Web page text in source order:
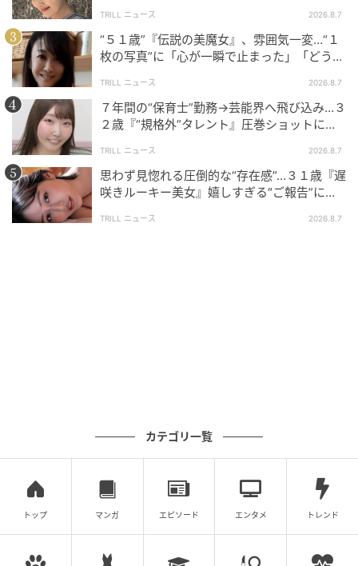
@yinling_official
3枚目は桜を見上げるインリンさんの横顔。ゴールドの
フープイヤリングと細いネックレスがさりげなくおし
ゃれ。満開の桜の枝が頭上に広がる中、うっとりとし
TRILL ニュース 2026.8.7
“５１歳”『伝説の美魔女』、雰囲気一変…“１
枚の写真”に「心が一瞬で止まった」「どうし
TRILL ニュース 2026.8.7
７年間の“保育士”勤務→芸能界へ飛び込み…３
２歳『“規格外”タレント』圧巻ショットに
TRILL ニュース 2026.8.7
思わず見惚れる圧倒的な“存在感”…３１歳『遅
咲きルーキー美女』嬉しすぎる″ご報告”に
TRILL ニュース 2026.8.7
カテゴリ一覧
トップ マンガ エピソード エンタメ トレンド